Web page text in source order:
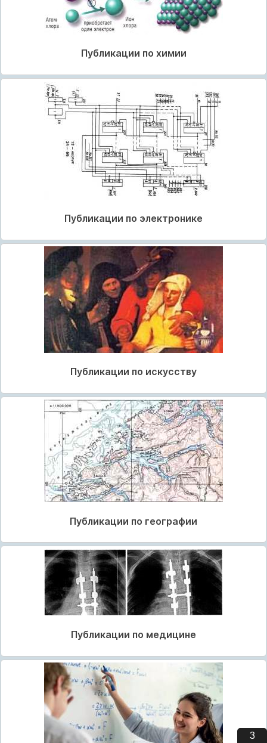
Публикации по химии
Публикации по электронике
Публикации по искусству
Публикации по географии
Публикации по медицине
3